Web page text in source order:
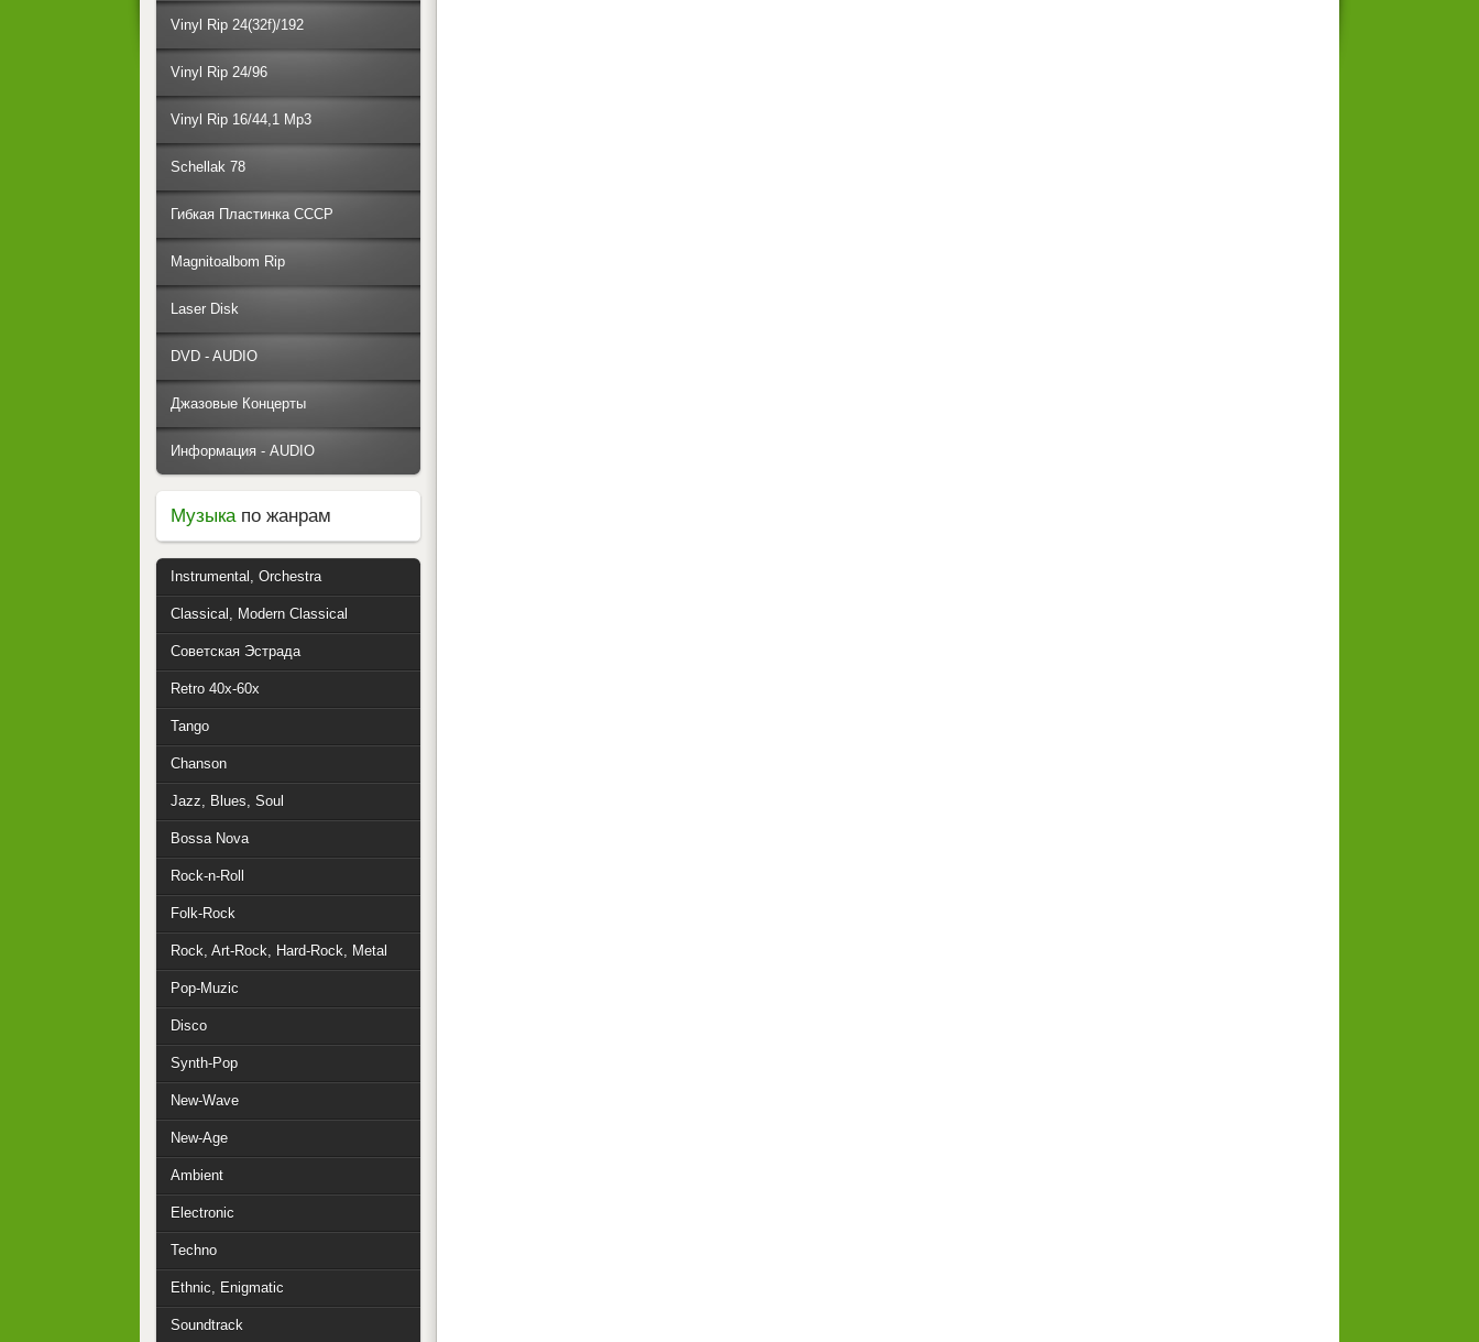
Vinyl Rip 24(32f)/192
Vinyl Rip 24/96
Vinyl Rip 16/44,1 Mp3
Schellak 78
Гибкая Пластинка СССР
Magnitoalbom Rip
Laser Disk
DVD - AUDIO
Джазовые Концерты
Информация - AUDIO
Музыкапо жанрам
Instrumental, Orchestra
Classical, Modern Classical
Советская Эстрада
Retro 40x-60x
Tango
Chanson
Jazz, Blues, Soul
Bossa Nova
Rock-n-Roll
Folk-Rock
Rock, Art-Rock, Hard-Rock, Metal
Pop-Muzic
Disco
Synth-Pop
New-Wave
New-Age
Ambient
Electronic
Techno
Ethnic, Enigmatic
Soundtrack